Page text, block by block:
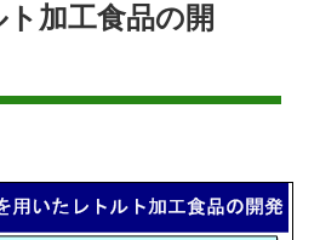
加工食品の開